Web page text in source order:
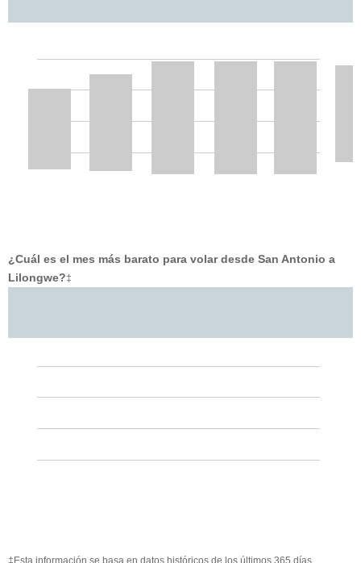
¿Cuál es el mes más barato para volar desde San Antonio a
Lilongwe?‡